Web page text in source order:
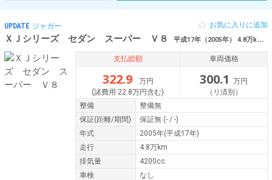
UPDATE ジャガー
ＸＪシリーズ セダン スーパー Ｖ８ 平成17年（2005年） 4.8万km 静岡県賀茂郡
お気に入りに追加
支払総額
322.9
万円
(諸費用 22.8万円含む)
車両価格
300.1
万円
（リ済別）
整備
整備無
保証(距離/期間) 保証無 (- / -)
年式
2005年(平成17年)
走行
4.8万km
排気量
4200cc
車検
なし